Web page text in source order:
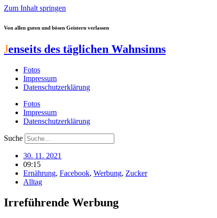
Zum Inhalt springen
Von allen guten und bösen Geistern verlassen
Jenseits des täglichen Wahnsinns
Fotos
Impressum
Datenschutzerklärung
Fotos
Impressum
Datenschutzerklärung
Suche
30. 11. 2021
09:15
Ernährung, Facebook, Werbung, Zucker
Alltag
Irreführende Werbung